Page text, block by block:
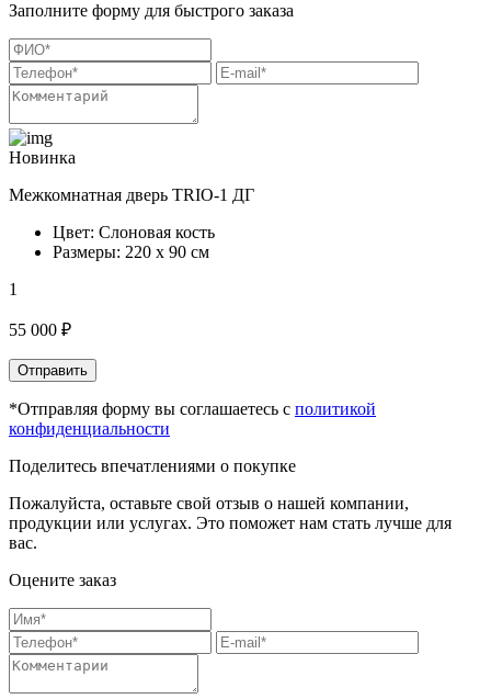
Заполните форму для быстрого заказа
Новинка
Межкомнатная дверь TRIO-1 ДГ
Цвет: Слоновая кость
Размеры: 220 х 90 см
1
55 000 ₽
Отправить
*Отправляя форму вы соглашаетесь с политикой
конфиденциальности
Поделитесь впечатлениями о покупке
Пожалуйста, оставьте свой отзыв о нашей компании,
продукции или услугах. Это поможет нам стать лучше для
вас.
Оцените заказ